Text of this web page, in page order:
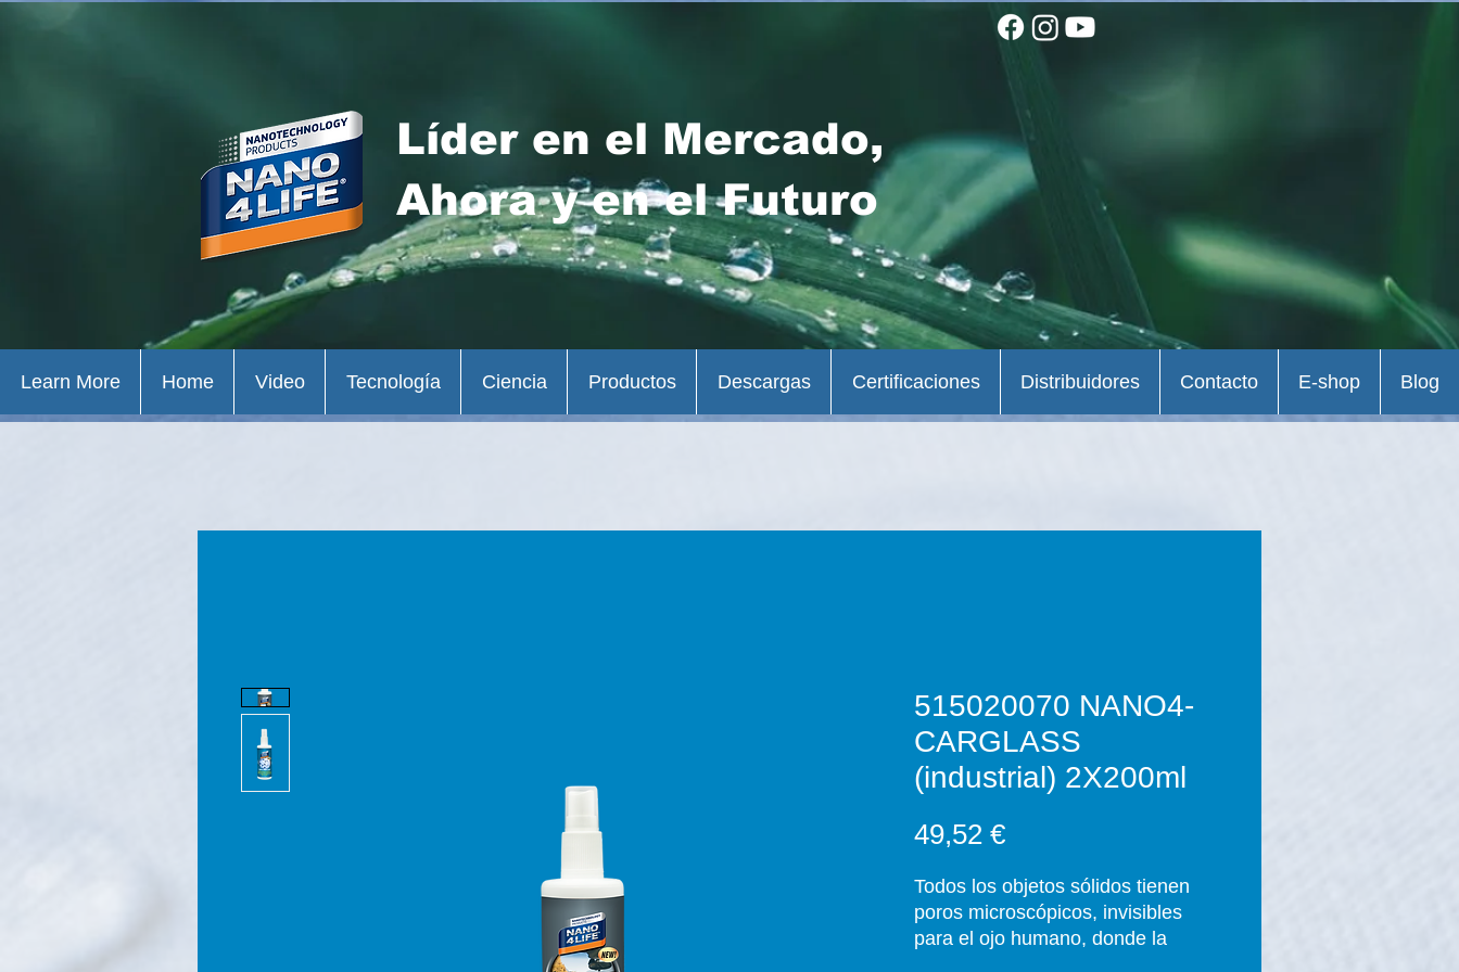
Líder en el Mercado,
Ahora y en el Futuro
515020070 NANO4-
CARGLASS
(industrial) 2X200ml
49,52 €Precio
Todos los objetos sólidos tienen
poros microscópicos, invisibles
para el ojo humano, donde la
Learn More Home Video Tecnología Ciencia Productos Descargas Certificaciones Distribuidores Contacto E-shop Blog